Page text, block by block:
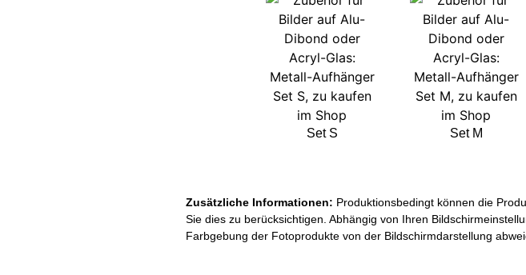
Set S Set M
Zusätzliche Informationen: Produktionsbedingt können die
Sie dies zu berücksichtigen. Abhängig von Ihren
Farbgebung der Fotoprodukte von der Bildschirmdarstellung